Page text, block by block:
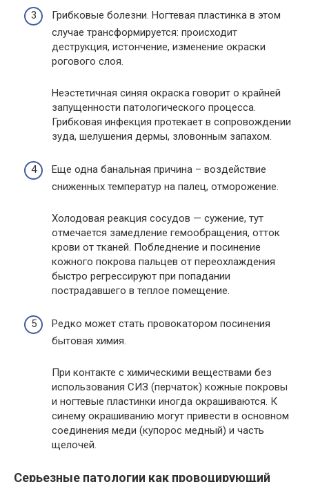
Грибковые болезни. Ногтевая пластинка в этом
случае трансформируется: происходит
деструкция, истончение, изменение окраски
рогового слоя.
Неэстетичная синяя окраска говорит о крайней
запущенности патологического процесса.
Грибковая инфекция протекает в сопровождении
зуда, шелушения дермы, зловонным запахом.
Еще одна банальная причина – воздействие
сниженных температур на палец, отморожение.
Холодовая реакция сосудов — сужение, тут
отмечается замедление гемообращения, отток
крови от тканей. Побледнение и посинение
кожного покрова пальцев от переохлаждения
быстро регрессируют при попадании
пострадавшего в теплое помещение.
Редко может стать провокатором посинения
бытовая химия.
При контакте с химическими веществами без
использования СИЗ (перчаток) кожные покровы
и ногтевые пластинки иногда окрашиваются. К
синему окрашиванию могут привести в основном
соединения меди (купорос медный) и часть
щелочей.
Серьезные патологии как провоцирующий